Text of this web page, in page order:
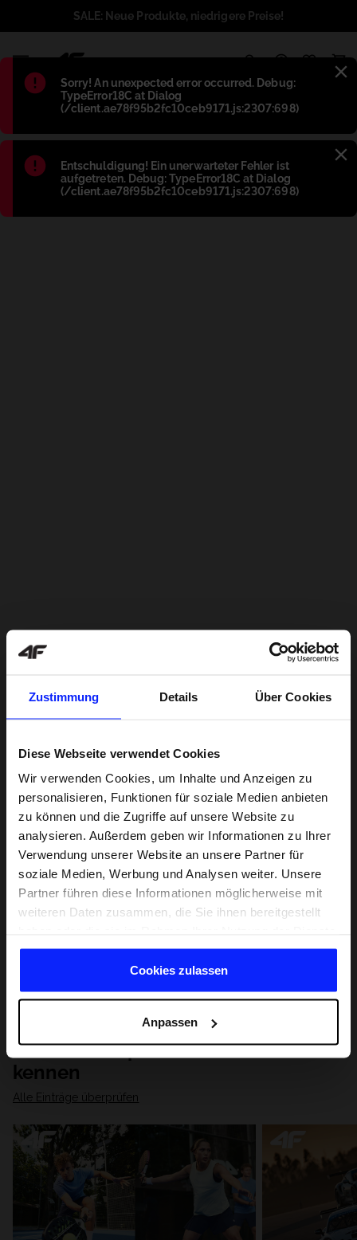
Zustimmung Details Über Cookies
Diese Webseite verwendet Cookies
Wir verwenden Cookies, um Inhalte und Anzeigen zu
personalisieren, Funktionen für soziale Medien anbieten
zu können und die Zugriffe auf unsere Website zu
analysieren. Außerdem geben wir Informationen zu Ihrer
Verwendung unserer Website an unsere Partner für
soziale Medien, Werbung und Analysen weiter. Unsere
Partner führen diese Informationen möglicherweise mit
weiteren Daten zusammen, die Sie ihnen bereitgestellt
gesammelt haben.
Cookies zulassen
Anpassen
Błąd:
Sorry! An unexpected error occurred. Debug:
TypeError18C at Dialog
(/client.ae78f95b2fc10ceb9171.js:2307:698)
Błąd:
Entschuldigung! Ein unerwarteter Fehler ist
aufgetreten. Debug: TypeError18C at Dialog
(/client.ae78f95b2fc10ceb9171.js:2307:698)
SALE: Neue Produkte, niedrigere Preise!
Lernen Sie Sport von Grund auf
kennen
Alle Einträge überprüfen